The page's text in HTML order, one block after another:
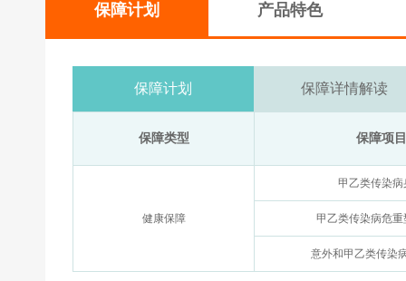
保障计划 产品特色
保障计划 保障详情解读
保障类型 保障项目
健康保障
甲乙类传染病
甲乙类传染病危重
意外和甲乙类传染